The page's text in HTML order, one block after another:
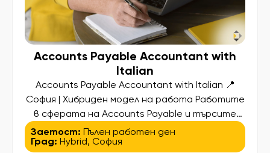
Accounts Payable Accountant with
Italian
Accounts Payable Accountant with Italian 📍
София | Хибриден модел на работа Работите
в сферата на Accounts Payable и търсите
следващата стъпка в кариерата си? За наш
международен партньор търсим Accounts
Заетост: Пълен работен ден
Град: Hybrid, София